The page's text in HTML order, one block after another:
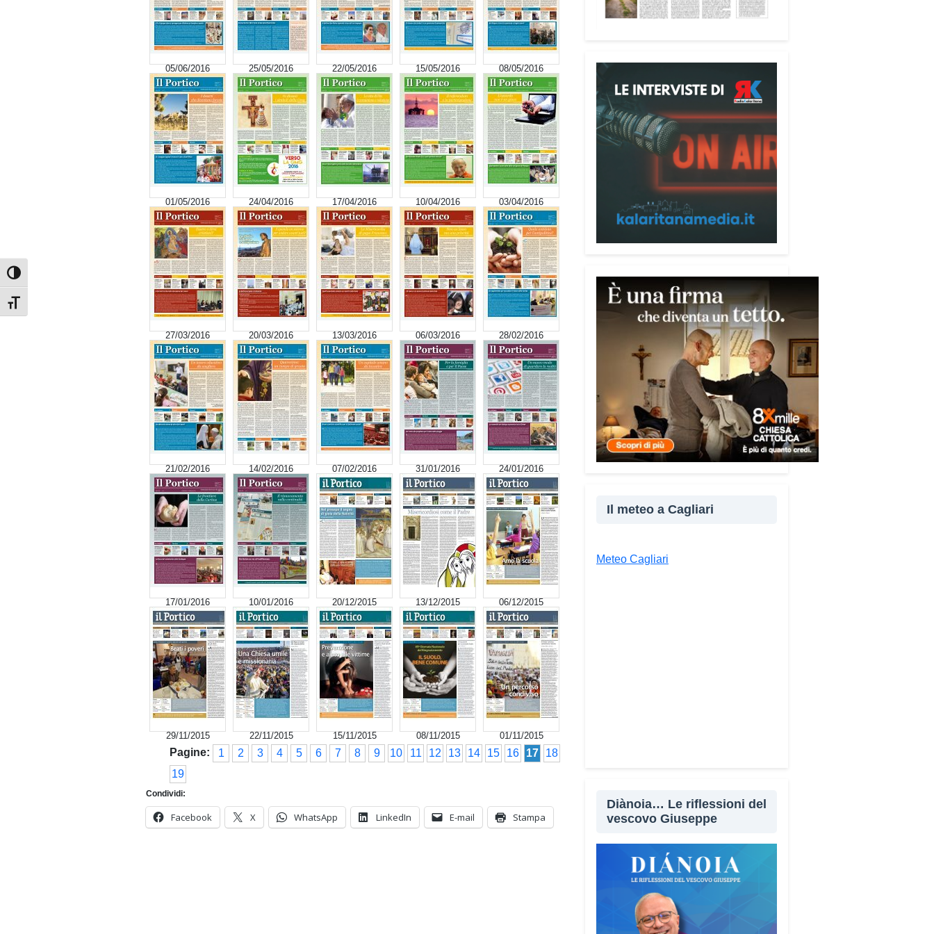
Attiva/disattiva alto contrasto
Attiva/disattiva dimensione testo
05/06/2016 25/05/2016 22/05/2016 15/05/2016 08/05/2016
01/05/2016 24/04/2016 17/04/2016 10/04/2016 03/04/2016
27/03/2016 20/03/2016 13/03/2016 06/03/2016 28/02/2016
21/02/2016 14/02/2016 07/02/2016 31/01/2016 24/01/2016
17/01/2016 10/01/2016 20/12/2015 13/12/2015 06/12/2015
29/11/2015 22/11/2015 15/11/2015 08/11/2015 01/11/2015
Pagine: 1 2 3 4 5 6 7 8 9 10 11 12 13 14 15 16 17
18
19
Condividi:
Facebook X WhatsApp LinkedIn E-mail Stampa
dignità», racconta Alessandro
Tra i partecipanti anche i seminaristi,
impegnati accanto agli anziani della
casa di riposo Cristo Re.
«Un’esperienza di crescita umana e
spirituale che rafforza la vocazione
al servizio», sottolinea Cristiano
Il programma dedica spazio anche
ai temi della pace e della
cooperazione nel Mediterraneo.
Oggi pomeriggio, alla Mediateca del
l’arcivescovo monsignor Giuseppe
Baturi ha approfondito il ruolo dei
giovani nella costruzione di ponti tra
culture e popoli, con un confronto
inserito nel percorso “Cagliari Città
della Pace e del Mediterraneo”,
progetto che promuove il dialogo e
la collaborazione tra le diverse
realtà del bacino mediterraneo.
Tra le testimonianze quella di Thea,
giovane libanese del Consiglio dei
un’esperienza di volontariato: è
un’opportunità per costruire relazioni
universale capace di unire persone
diverse».
Il meteo a Cagliari
Meteo Cagliari
Diànoia… Le riflessioni del
vescovo Giuseppe